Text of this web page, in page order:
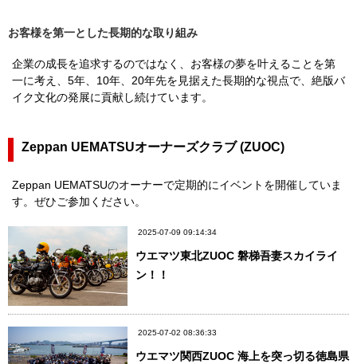
お客様を第一とした長期的な取り組み
企業の成長を追求するのではなく、お客様の夢を叶えることを第
一に考え、5年、10年、20年先を見据えた長期的な視点で、絶版バ
イク文化の発展に貢献し続けています。
Zeppan UEMATSUオーナーズクラブ (ZUOC)
Zeppan UEMATSUのオーナーで定期的にイベントを開催していま
す。ぜひご参加ください。
2025-07-09 09:14:34
ウエマツ東北ZUOC 磐梯吾妻スカイライ
ン！！
2025-07-02 08:36:33
ウエマツ関西ZUOC 海上を突っ切る徳島県